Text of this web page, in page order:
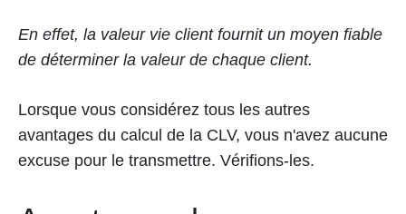
En effet, la valeur vie client fournit un moyen fiable
de déterminer la valeur de chaque client.
Lorsque vous considérez tous les autres
avantages du calcul de la CLV, vous n'avez aucune
excuse pour le transmettre. Vérifions-les.